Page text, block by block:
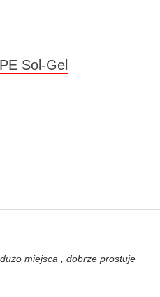
Sol-Gel
miejsca , dobrze prostuje